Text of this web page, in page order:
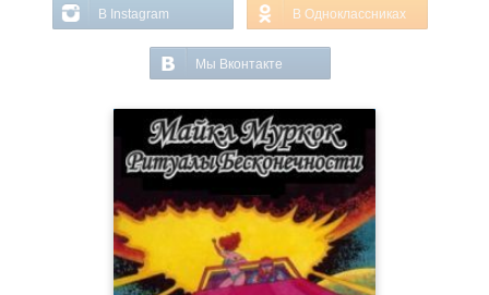
В Instagram В Одноклассниках
Мы Вконтакте